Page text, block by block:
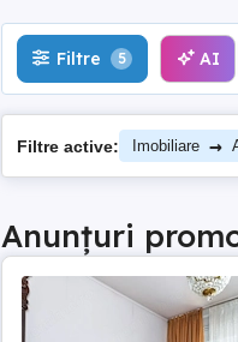
Filtre 5 AI
Filtre active: Imobiliare →
Anunțuri